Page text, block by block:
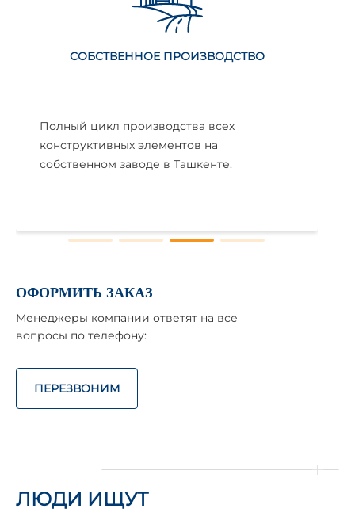
СОБСТВЕННОЕ ПРОИЗВОДСТВО
Полный цикл производства всех
конструктивных элементов на
собственном заводе в Ташкенте.
ОФОРМИТЬ ЗАКАЗ
Менеджеры компании ответят на все
вопросы по телефону:
ПЕРЕЗВОНИМ
ЛЮДИ ИЩУТ